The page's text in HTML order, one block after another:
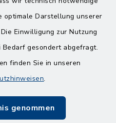
optimale Darstellung unserer
Einwilligung zur Nutzung
gesondert abgefragt.
finden Sie in unseren
.
genommen